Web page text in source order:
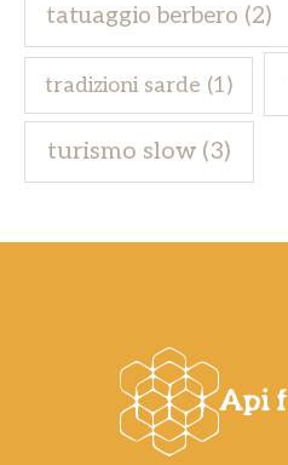
tatuaggio berbero (2)
tradizioni sarde (1)
turismo slow(3)